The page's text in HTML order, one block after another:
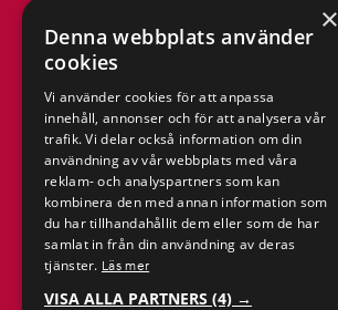
Produkter
Hagab
Hjälp
×
Denna webbplats använder
cookies
Vi använder cookies för att anpassa
innehåll, annonser och för att analysera vår
trafik. Vi delar också information om din
användning av vår webbplats med våra
reklam- och analyspartners som kan
kombinera den med annan information som
du har tillhandahållit dem eller som de har
samlat in från din användning av deras
tjänster. Läs mer
VISA ALLA PARTNERS (4) →